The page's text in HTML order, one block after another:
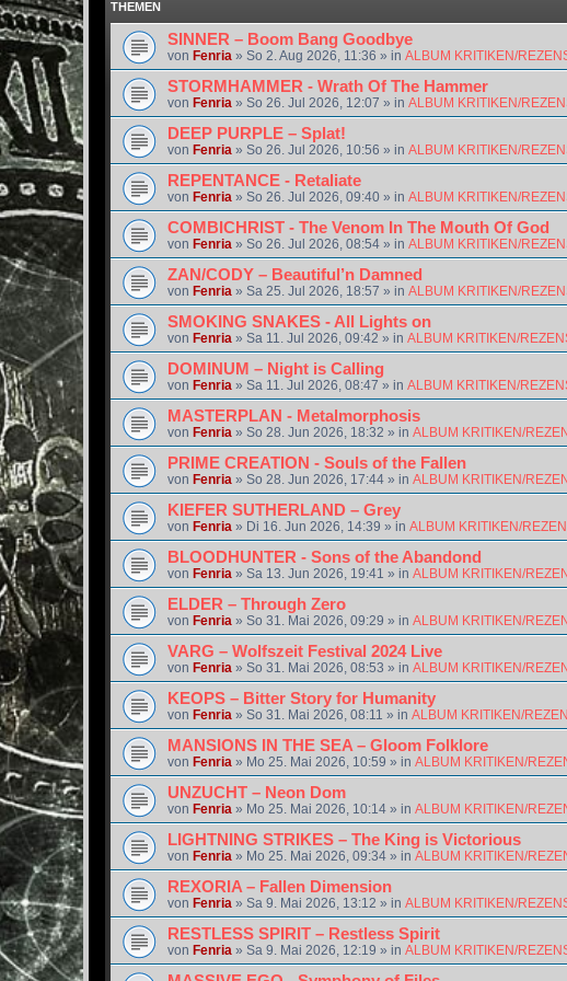
THEMEN
SINNER – Boom Bang Goodbye
von Fenria » So 2. Aug 2026, 11:36 » in ALBUM KRITIKEN/
STORMHAMMER - Wrath Of The Hammer
von Fenria » So 26. Jul 2026, 12:07 » in ALBUM KRITIKEN/
DEEP PURPLE – Splat!
von Fenria » So 26. Jul 2026, 10:56 » in ALBUM KRITIKEN/
REPENTANCE - Retaliate
von Fenria » So 26. Jul 2026, 09:40 » in ALBUM KRITIKEN/
COMBICHRIST - The Venom In The Mouth Of God
von Fenria » So 26. Jul 2026, 08:54 » in ALBUM KRITIKEN/
ZAN/CODY – Beautiful’n Damned
von Fenria » Sa 25. Jul 2026, 18:57 » in ALBUM KRITIKEN/
SMOKING SNAKES - All Lights on
von Fenria » Sa 11. Jul 2026, 09:42 » in ALBUM KRITIKEN/
DOMINUM – Night is Calling
von Fenria » Sa 11. Jul 2026, 08:47 » in ALBUM KRITIKEN/
MASTERPLAN - Metalmorphosis
von Fenria » So 28. Jun 2026, 18:32 » in ALBUM KRITIKEN/
PRIME CREATION - Souls of the Fallen
von Fenria » So 28. Jun 2026, 17:44 » in ALBUM KRITIKEN/
KIEFER SUTHERLAND – Grey
von Fenria » Di 16. Jun 2026, 14:39 » in ALBUM KRITIKEN/
BLOODHUNTER - Sons of the Abandond
von Fenria » Sa 13. Jun 2026, 19:41 » in ALBUM KRITIKEN/
ELDER – Through Zero
von Fenria » So 31. Mai 2026, 09:29 » in ALBUM KRITIKEN/
VARG – Wolfszeit Festival 2024 Live
von Fenria » So 31. Mai 2026, 08:53 » in ALBUM KRITIKEN/
KEOPS – Bitter Story for Humanity
von Fenria » So 31. Mai 2026, 08:11 » in ALBUM KRITIKEN/
MANSIONS IN THE SEA – Gloom Folklore
von Fenria » Mo 25. Mai 2026, 10:59 » in ALBUM KRITIKEN/
UNZUCHT – Neon Dom
von Fenria » Mo 25. Mai 2026, 10:14 » in ALBUM KRITIKEN/
LIGHTNING STRIKES – The King is Victorious
von Fenria » Mo 25. Mai 2026, 09:34 » in ALBUM KRITIKEN/
REXORIA – Fallen Dimension
von Fenria » Sa 9. Mai 2026, 13:12 » in ALBUM KRITIKEN/
RESTLESS SPIRIT – Restless Spirit
von Fenria » Sa 9. Mai 2026, 12:19 » in ALBUM KRITIKEN/